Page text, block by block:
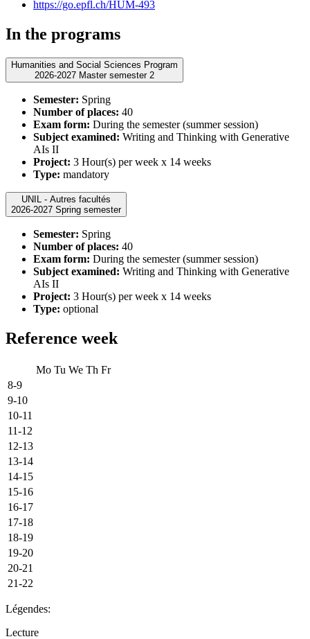
https://go.epfl.ch/HUM-493
In the programs
Humanities and Social Sciences Program
2026-2027 Master semester 2
Semester: Spring
Number of places: 40
Exam form: During the semester (summer session)
Subject examined: Writing and Thinking with Generative
AIs II
Project: 3 Hour(s) per week x 14 weeks
Type: mandatory
UNIL - Autres facultés
2026-2027 Spring semester
Semester: Spring
Number of places: 40
Exam form: During the semester (summer session)
Subject examined: Writing and Thinking with Generative
AIs II
Project: 3 Hour(s) per week x 14 weeks
Type: optional
Reference week
Mo Tu We Th Fr
8-9
9-10
10-11
11-12
12-13
13-14
14-15
15-16
16-17
17-18
18-19
19-20
20-21
21-22
Légendes:
Lecture